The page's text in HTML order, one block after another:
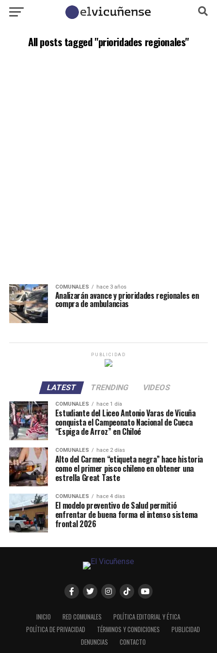
All posts tagged "prioridades regionales"
COMUNALES hace 3 años
Analizarán avance y prioridades regionales en
compra de ambulancias
PUBLICIDAD
LATEST TRENDING VIDEOS
COMUNALES hace 1 día
Estudiante del Liceo Antonio Varas de Vicuña
conquista el Campeonato Nacional de Cueca
“Espiga de Arroz” en Chiloé
COMUNALES hace 2 días
Alto del Carmen “etiqueta negra” hace historia
como el primer pisco chileno en obtener una
estrella Great Taste
COMUNALES hace 4 días
El modelo preventivo de Salud permitió
enfrentar de buena forma el intenso sistema
frontal 2026
INICIO RED COMUNALES
POLÍTICA EDITORIAL Y ÉTICA
POLÍTICA DE PRIVACIDAD
TÉRMINOS Y CONDICIONES
PUBLICIDAD
DENUNCIAS
CONTACTO